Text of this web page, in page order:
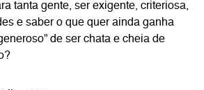
tanta gente, ser exigente, criteriosa,
e saber o que quer ainda ganha
de ser chata e cheia de